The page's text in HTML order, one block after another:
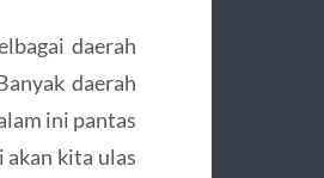
daerah
daerah
ini pantas
kita ulas